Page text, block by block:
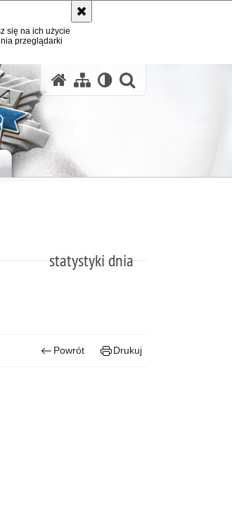
się na ich użycie
przeglądarki
statystyki dnia
Powrót Drukuj